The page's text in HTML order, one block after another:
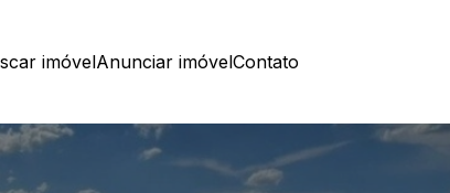
imóvelAnunciar imóvelContato